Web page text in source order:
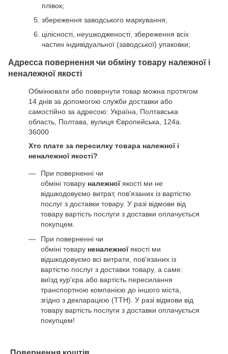
плівок;
збереження заводського маркування;
цілісності, неушкодженості, збереження всіх
частин індивідуальної (заводської) упаковки;
Адресса повернення чи обміну товару належної і
неналежної якості
Обмінювати або повернути товар можна протягом
14 днів за допомогою служби доставки або
самостійно за адресою: Україна, Полтавська
область, Полтава, вулиця Європейська, 124а.
36000
Хто плате за пересилку товара належної і
неналежної якості?
При поверненні чи
обміні товару належноїякості ми не
відшкодовуємо витрат, пов'язаних із вартістю
послуг з доставки товару. У разі відмови від
товару вартість послуги з доставки оплачується
покупцем.
При поверненні чи
обміні товару неналежноїякості ми
відшкодовуємо всі витрати, пов'язаних із
вартістю послуг з доставки товару, а саме:
виїзд кур'єра або вартість пересилання
транспортною компанією до іншого міста,
згідно з декларацією (ТТН). У разі відмови від
товару вартість послуги з доставки оплачується
покупцем!